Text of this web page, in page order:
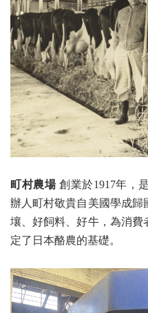
町村農場 創業於1917年，
辦人町村敬貴自美國學成歸
壤、好飼料、好牛，為消費
定了日本酪農的基礎。